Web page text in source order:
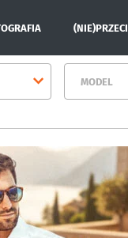
MODEL